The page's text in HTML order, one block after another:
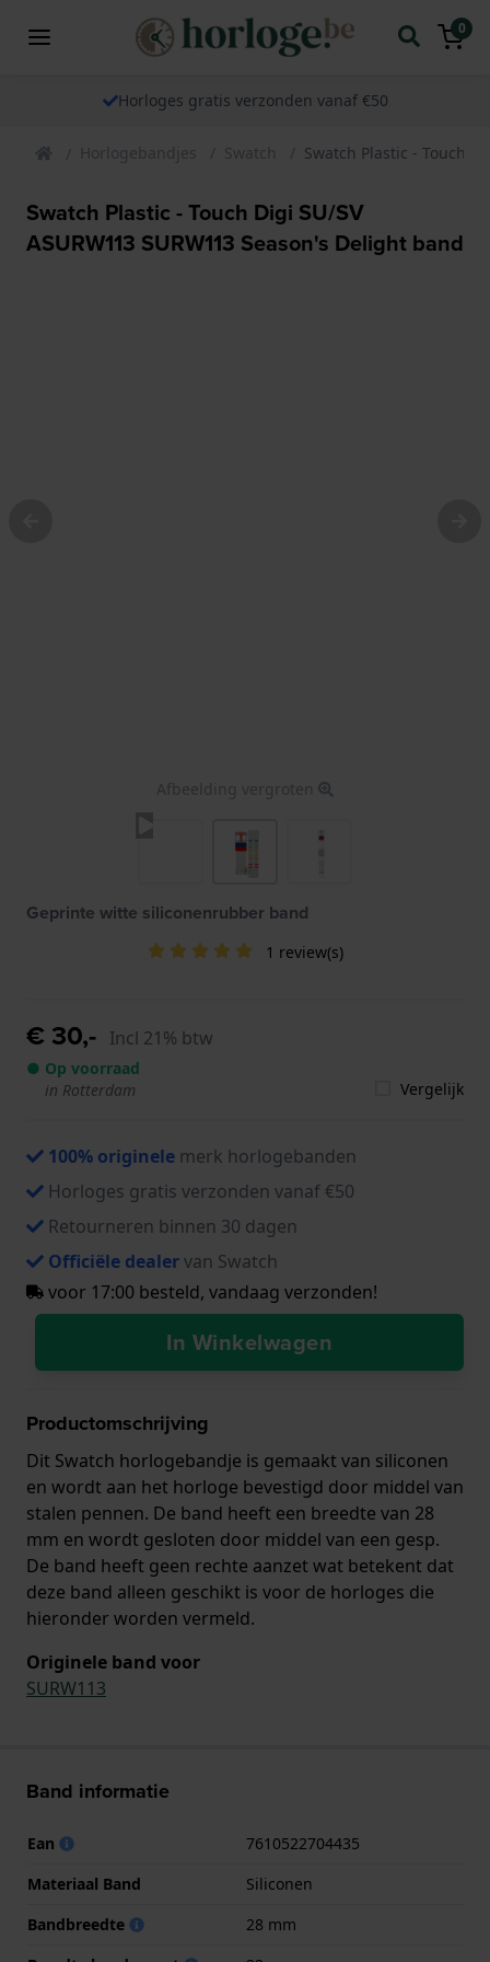
0
Horloges gratis verzonden vanaf €50
Horlogebandjes Swatch Swatch Plastic - Touch
Swatch Plastic - Touch Digi SU/SV
ASURW113 SURW113 Season's Delight band
Afbeelding vergroten
Geprinte witte siliconenrubber band
1 review(s)
€ 30,- Incl 21% btw
● Op voorraad
in Rotterdam
Vergelijk
100% originele merk horlogebanden
Horloges gratis verzonden vanaf €50
Retourneren binnen 30 dagen
Officiële dealervan Swatch
voor 17:00 besteld, vandaag verzonden!
In Winkelwagen
Productomschrijving
Dit Swatch horlogebandje is gemaakt van siliconen
en wordt aan het horloge bevestigd door middel van
stalen pennen. De band heeft een breedte van 28
mm en wordt gesloten door middel van een gesp.
De band heeft geen rechte aanzet wat betekent dat
deze band alleen geschikt is voor de horloges die
hieronder worden vermeld.
Originele band voor
SURW113
Band informatie
Ean
7610522704435
Materiaal Band
Siliconen
Bandbreedte
28 mm